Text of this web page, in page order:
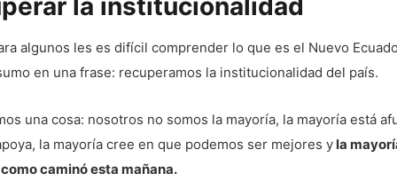
la institucionalidad
algunos les es difícil comprender lo que es el Nuevo
en una frase: recuperamos la institucionalidad del país.
una cosa: nosotros no somos la mayoría, la mayoría está
la mayoría cree en que podemos ser mejores y la
caminó esta mañana.